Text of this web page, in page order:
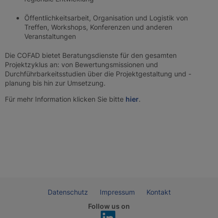
Öffentlichkeitsarbeit, Organisation und Logistik von
Treffen, Workshops, Konferenzen und anderen
Veranstaltungen
Die COFAD bietet Beratungsdienste für den gesamten
Projektzyklus an: von Bewertungsmissionen und
Durchführbarkeitsstudien über die Projektgestaltung und -
planung bis hin zur Umsetzung.
Für mehr Information klicken Sie bitte hier.
Datenschutz Impressum
Kontakt
Follow us on